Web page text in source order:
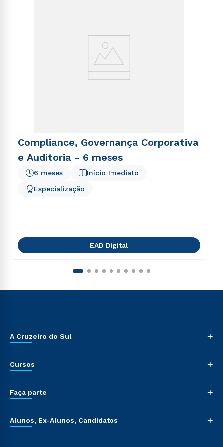
Compliance, Governança Corporativa
e Auditoria - 6 meses
Início Imediato
6 meses
Especialização
EAD Digital
A Cruzeiro do Sul +
Cursos +
Faça parte +
Alunos, Ex-Alunos, Candidatos +